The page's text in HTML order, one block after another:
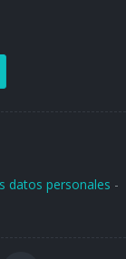
datos personales -